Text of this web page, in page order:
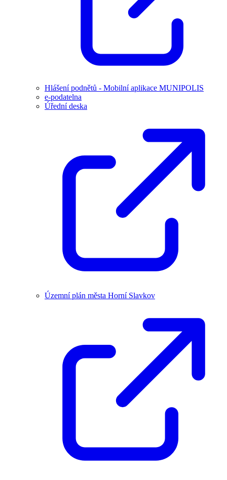
Hlášení podnětů - Mobilní aplikace MUNIPOLIS
e-podatelna
Úřední deska
Územní plán města Horní Slavkov